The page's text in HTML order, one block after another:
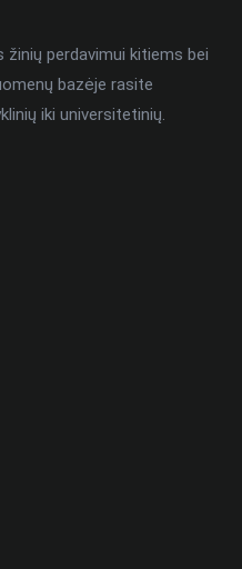
perdavimui kitiems bei
bazėje rasite
iki universitetinių.